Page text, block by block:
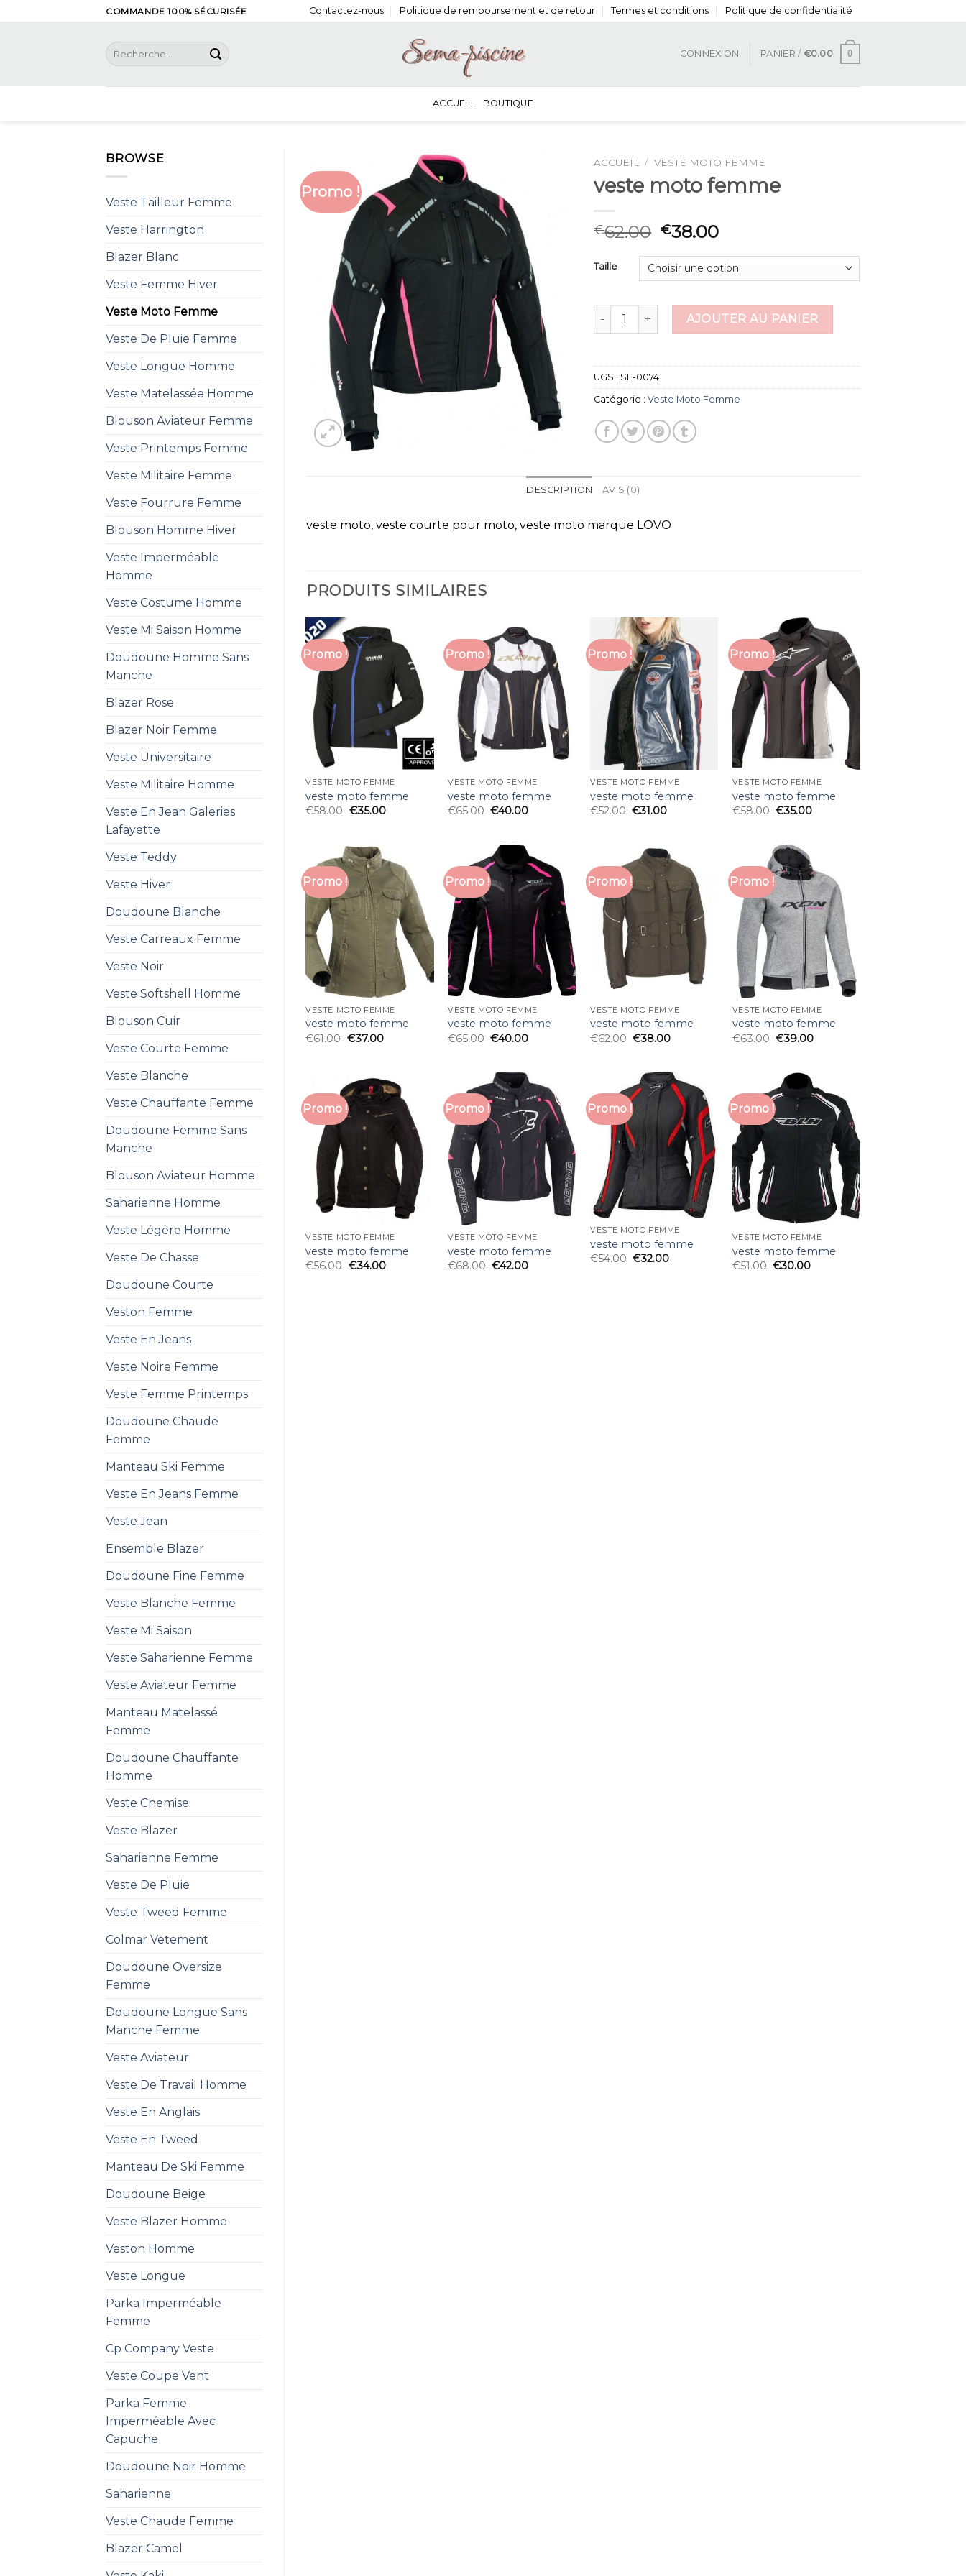
COMMANDE 100% SÉCURISÉE Contactez-nous Politique de remboursement et de retour Termes et conditions Politique de confidentialité
Recherche
pour :
CONNEXION PANIER / €0.00 0
ACCUEIL BOUTIQUE
BROWSE
Veste Tailleur Femme
Veste Harrington
Blazer Blanc
Veste Femme Hiver
Veste Moto Femme
Veste De Pluie Femme
Veste Longue Homme
Veste Matelassée Homme
Blouson Aviateur Femme
Veste Printemps Femme
Veste Militaire Femme
Veste Fourrure Femme
Blouson Homme Hiver
Veste Imperméable
Homme
Veste Costume Homme
Veste Mi Saison Homme
Doudoune Homme Sans
Manche
Blazer Rose
Blazer Noir Femme
Veste Universitaire
Veste Militaire Homme
Veste En Jean Galeries
Lafayette
Veste Teddy
Veste Hiver
Doudoune Blanche
Veste Carreaux Femme
Veste Noir
Veste Softshell Homme
Blouson Cuir
Veste Courte Femme
Veste Blanche
Veste Chauffante Femme
Doudoune Femme Sans
Manche
Blouson Aviateur Homme
Saharienne Homme
Veste Légère Homme
Veste De Chasse
Doudoune Courte
Veston Femme
Veste En Jeans
Veste Noire Femme
Veste Femme Printemps
Doudoune Chaude
Femme
Manteau Ski Femme
Veste En Jeans Femme
Veste Jean
Ensemble Blazer
Doudoune Fine Femme
Veste Blanche Femme
Veste Mi Saison
Veste Saharienne Femme
Veste Aviateur Femme
Manteau Matelassé
Femme
Doudoune Chauffante
Homme
Veste Chemise
Veste Blazer
Saharienne Femme
Veste De Pluie
Veste Tweed Femme
Colmar Vetement
Doudoune Oversize
Femme
Doudoune Longue Sans
Manche Femme
Veste Aviateur
Veste De Travail Homme
Veste En Anglais
Veste En Tweed
Manteau De Ski Femme
Doudoune Beige
Veste Blazer Homme
Veston Homme
Veste Longue
Parka Imperméable
Femme
Cp Company Veste
Veste Coupe Vent
Parka Femme
Imperméable Avec
Capuche
Doudoune Noir Homme
Saharienne
Veste Chaude Femme
Blazer Camel
Promo !
ACCUEIL / VESTE MOTO FEMME
veste moto femme
€62.00 €38.00
Taille
quantité de veste moto femme
AJOUTER AU PANIER
UGS : SE-0074
Catégorie :Veste Moto Femme
DESCRIPTION AVIS (0)
veste moto, veste courte pour moto, veste moto marque LOVO
PRODUITS SIMILAIRES
Promo !
VESTE MOTO FEMME
veste moto femme
€58.00 €35.00
Promo !
VESTE MOTO FEMME
veste moto femme
€65.00 €40.00
Promo !
VESTE MOTO FEMME
veste moto femme
€52.00 €31.00
Promo !
VESTE MOTO FEMME
veste moto femme
€58.00 €35.00
Promo !
VESTE MOTO FEMME
veste moto femme
€61.00 €37.00
Promo !
VESTE MOTO FEMME
veste moto femme
€65.00 €40.00
Promo !
VESTE MOTO FEMME
veste moto femme
€62.00 €38.00
Promo !
VESTE MOTO FEMME
veste moto femme
€63.00 €39.00
Promo !
VESTE MOTO FEMME
veste moto femme
€56.00 €34.00
Promo !
VESTE MOTO FEMME
veste moto femme
€68.00 €42.00
Promo !
VESTE MOTO FEMME
veste moto femme
€54.00 €32.00
Promo !
VESTE MOTO FEMME
veste moto femme
€51.00 €30.00